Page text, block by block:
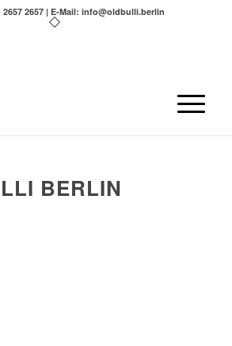
2657 2657 | E-Mail: info@oldbulli.berlin
BERLIN